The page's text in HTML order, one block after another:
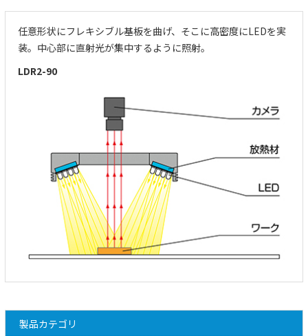
任意形状にフレキシブル基板を曲げ、そこに高密度にLEDを実
装。中心部に直射光が集中するように照射。
LDR2-90
製品カテゴリ